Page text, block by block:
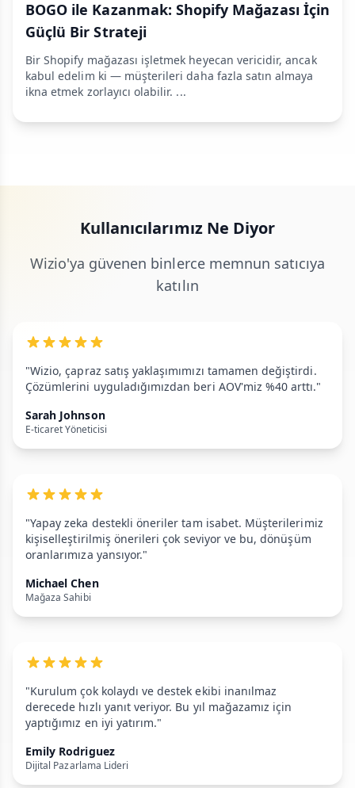
BOGO ile Kazanmak: Shopify Mağazası İçin
Güçlü Bir Strateji
Bir Shopify mağazası işletmek heyecan vericidir, ancak
kabul edelim ki — müşterileri daha fazla satın almaya
ikna etmek zorlayıcı olabilir. ...
Kullanıcılarımız Ne Diyor
Wizio'ya güvenen binlerce memnun satıcıya
katılın
"Wizio, çapraz satış yaklaşımımızı tamamen değiştirdi.
Çözümlerini uyguladığımızdan beri AOV'miz %40 arttı."
Sarah Johnson
E-ticaret Yöneticisi
"Yapay zeka destekli öneriler tam isabet. Müşterilerimiz
kişiselleştirilmiş önerileri çok seviyor ve bu, dönüşüm
oranlarımıza yansıyor."
Michael Chen
Mağaza Sahibi
"Kurulum çok kolaydı ve destek ekibi inanılmaz
derecede hızlı yanıt veriyor. Bu yıl mağazamız için
yaptığımız en iyi yatırım."
Emily Rodriguez
Dijital Pazarlama Lideri